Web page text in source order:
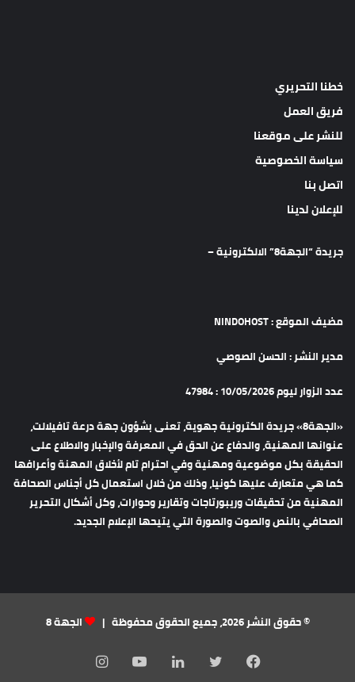
خطنا التحريري
فريق العمل
للنشر على موقعنا
سياسة الخصوصية
اتصل بنا
للإعلان لدينا
جريدة “الجهة8” الالكترونية –
مضيف الموقع : NINDOHOST
مدير النشر : الحسن الصوصي
عدد الزوار ليوم 10/05/2026 : 47984
«الجهة8» جريدة الكترونية جهوية، تعنى بشؤون جهة درعة تافيلالت،
عنوانها المهنية، والدفاع عن الحق في المعرفة والإخبار والاطلاع على
الحقيقة بكل موضوعية ومهنية وفي احترام تام لأخلاق المهنة وأعرافها
كما هي متعارف عليها كونيا، وذلك من خلال استعمال كل أجناس الصحافة
المهنية من تحقيقات وريبورتاجات وتقارير وحوارات، وكل أشكال التحرير
الصحافي بالنص والصوت والصورة التي يتيحها الإعلام الجديد.
© حقوق النشر 2026، جميع الحقوق محفوظة | الجهة 8